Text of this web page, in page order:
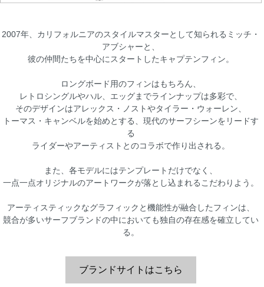
2007年、カリフォルニアのスタイルマスターとして知られるミッチ・
アブシャーと、
彼の仲間たちを中心にスタートしたキャプテンフィン。
ロングボード用のフィンはもちろん、
レトロシングルやハル、エッグまでラインナップは多彩で、
そのデザインはアレックス・ノストやタイラー・ウォーレン、
トーマス・キャンベルを始めとする、現代のサーフシーンをリードす
る
ライダーやアーティストとのコラボで作り出される。
また、各モデルにはテンプレートだけでなく、
一点一点オリジナルのアートワークが落とし込まれるこだわりよう。
アーティスティックなグラフィックと機能性が融合したフィンは、
競合が多いサーフブランドの中においても独自の存在感を確立してい
る。
ブランドサイトはこちら